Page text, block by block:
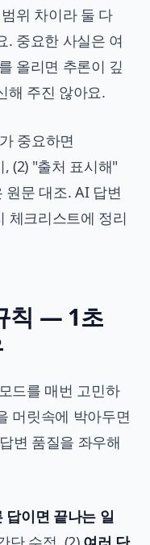
위 차이라 둘 다
. 중요한 사실은 여
올리면 추론이 깊
해 주진 않아요.
중요하면
(2) "출처 표시해"
원문 대조. AI 답변
체크리스트에 정리
칙 — 1초
드를 매번 고민하
머릿속에 박아두면
변 품질을 좌우해
답이면 끝나는 일